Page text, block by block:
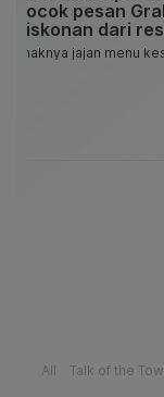
cocok pesan
diskonan dari
Enaknya jajan menu
All Talk of the